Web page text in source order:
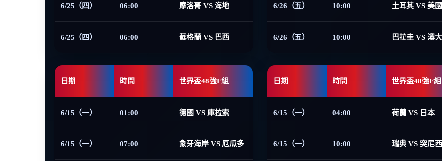
6/25（四） 06:00 摩洛哥 VS 海地
6/25（四） 06:00 蘇格蘭 VS 巴西
6/26（五） 10:00 土耳其 VS 美國
6/26（五） 10:00 巴拉圭 VS 澳
日期 時間 世界盃48強E組
6/15（一） 01:00 德國 VS 庫拉索
6/15（一） 07:00 象牙海岸 VS 厄瓜多
日期 時間 世界盃48強F組
6/15（一） 04:00 荷蘭 VS 日本
6/15（一） 10:00 瑞典 VS 突尼